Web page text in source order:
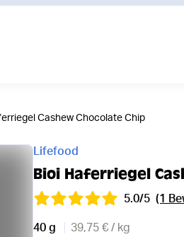
Cashew Chocolate Chip
Lifefood
Bioi Haferriegel
5.0/5 (1
40 g 39,75 € / kg